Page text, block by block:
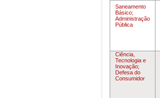
Saneamento
Básico;
Administração
Pública
Ciência,
Tecnologia e
Inovação;
Defesa do
Consumidor